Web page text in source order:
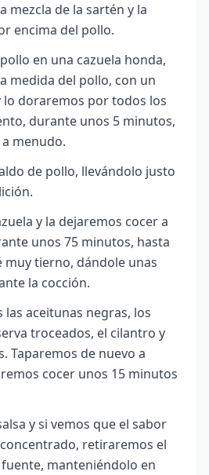
mezcla de la sartén y la
encima del pollo.
en una cazuela honda,
medida del pollo, con un
lo doraremos por todos los
durante unos 5 minutos,
menudo.
de pollo, llevándolo justo
y la dejaremos cocer a
unos 75 minutos, hasta
muy tierno, dándole unas
la cocción.
aceitunas negras, los
troceados, el cilantro y
Taparemos de nuevo a
cocer unos 15 minutos
y si vemos que el sabor
retiraremos el
manteniéndolo en